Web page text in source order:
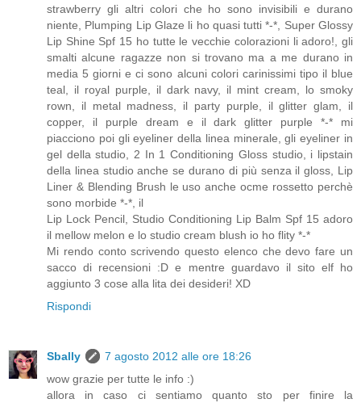
strawberry gli altri colori che ho sono invisibili e durano
niente, Plumping Lip Glaze li ho quasi tutti *-*, Super Glossy
Lip Shine Spf 15 ho tutte le vecchie colorazioni li adoro!, gli
smalti alcune ragazze non si trovano ma a me durano in
media 5 giorni e ci sono alcuni colori carinissimi tipo il blue
teal, il royal purple, il dark navy, il mint cream, lo smoky
rown, il metal madness, il party purple, il glitter glam, il
copper, il purple dream e il dark glitter purple *-* mi
piacciono poi gli eyeliner della linea minerale, gli eyeliner in
gel della studio, 2 In 1 Conditioning Gloss studio, i lipstain
della linea studio anche se durano di più senza il gloss, Lip
Liner & Blending Brush le uso anche ocme rossetto perchè
sono morbide *-*, il
Lip Lock Pencil, Studio Conditioning Lip Balm Spf 15 adoro
il mellow melon e lo studio cream blush io ho flity *-*
Mi rendo conto scrivendo questo elenco che devo fare un
sacco di recensioni :D e mentre guardavo il sito elf ho
aggiunto 3 cose alla lita dei desideri! XD
Rispondi
Sbally
7 agosto 2012 alle ore 18:26
wow grazie per tutte le info :)
allora in caso ci sentiamo quanto sto per finire la